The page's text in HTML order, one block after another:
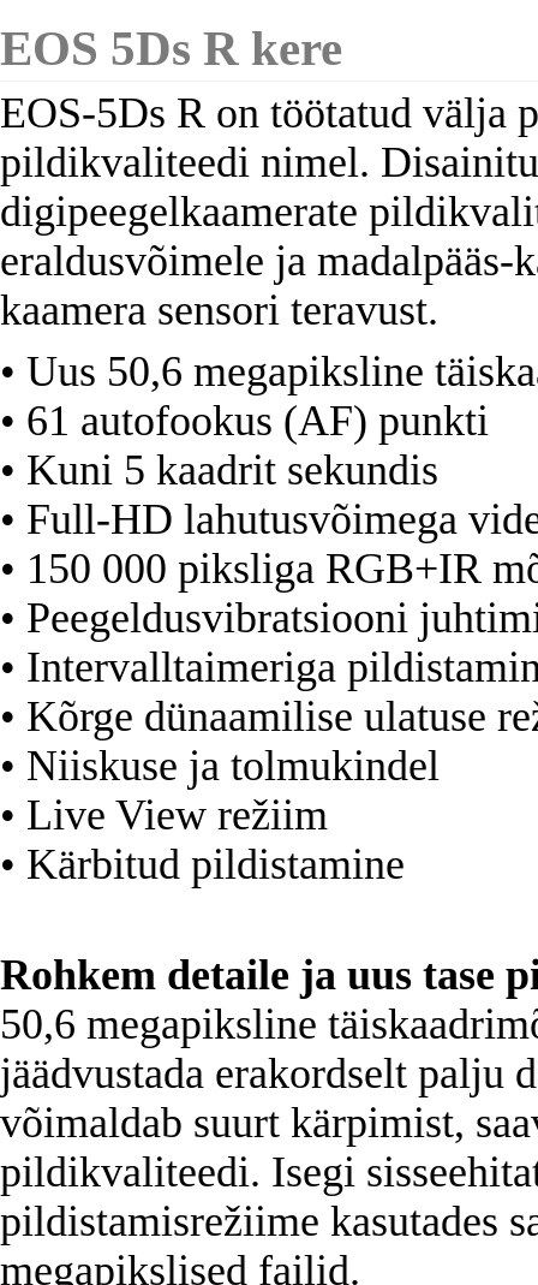
EOS 5Ds R kere
EOS-5Ds R on töötatud välja
pildikvaliteedi nimel.
digipeegelkaamerate
eraldusvõimele ja
kaamera sensori teravust.
• Uus 50,6 megapiksline
• 61 autofookus (AF) punkti
• Kuni 5 kaadrit sekundis
• Full-HD lahutusvõimega
• 150 000 piksliga RGB+IR
• Peegeldusvibratsiooni
• Intervalltaimeriga
• Kõrge dünaamilise ulatuse
• Niiskuse ja tolmukindel
• Live View režiim
• Kärbitud pildistamine
Rohkem detaile ja uus tase
50,6 megapiksline
jäädvustada erakordselt palju
võimaldab suurt kärpimist,
pildikvaliteedi. Isegi
pildistamisrežiime kasutades
megapikslised failid.